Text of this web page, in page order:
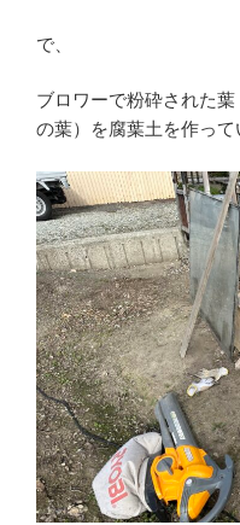
で、
ブロワーで粉砕された
の葉）を腐葉土を作って